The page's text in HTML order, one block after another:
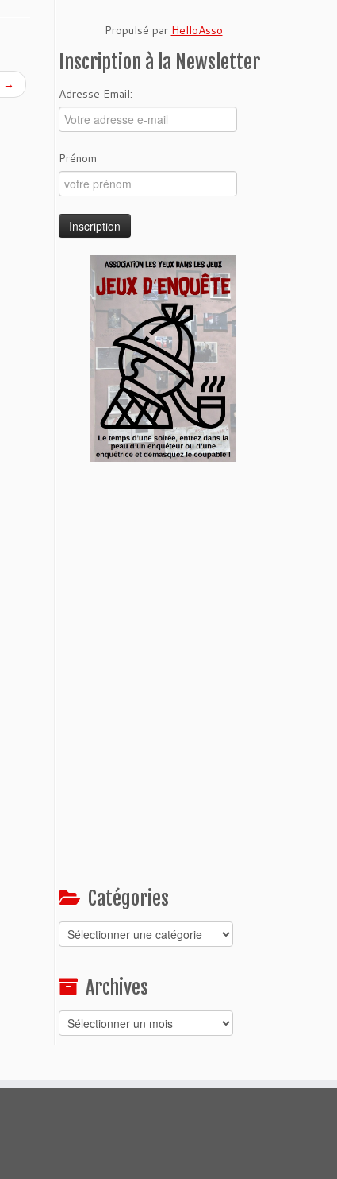
→
Propulsé par HelloAsso
Inscription à la Newsletter
Adresse Email:
Prénom
Catégories
Catégories
Archives
Archives